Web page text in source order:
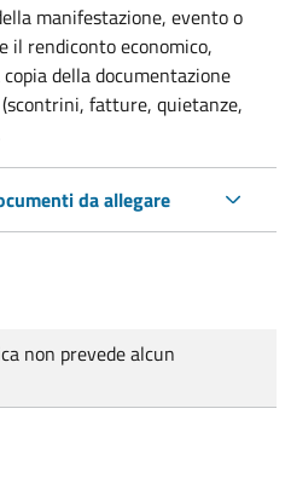
manifestazione, evento o
il rendiconto economico,
della documentazione
fatture, quietanze,
da allegare
non prevede alcun